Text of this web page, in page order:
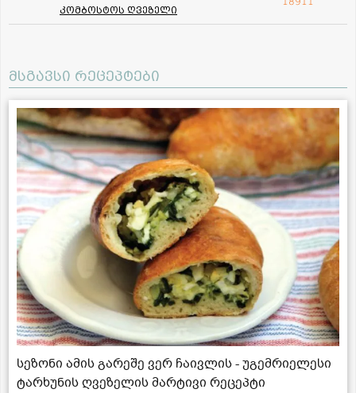
კომბოსტოს ღვეზელი
მსგავსი რეცეპტები
სეზონი ამის გარეშე ვერ ჩაივლის - უგემრიელესი
ტარხუნის ღვეზელის მარტივი რეცეპტი